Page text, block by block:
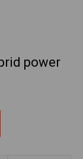
power